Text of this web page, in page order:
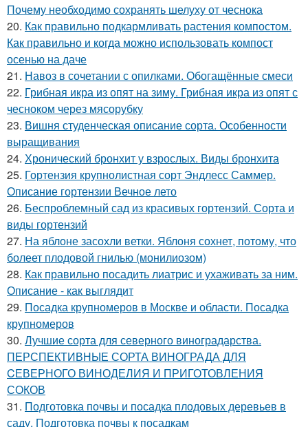
Почему необходимо сохранять шелуху от чеснока
20. Как правильно подкармливать растения компостом.
Как правильно и когда можно использовать компост
осенью на даче
21. Навоз в сочетании с опилками. Обогащённые смеси
22. Грибная икра из опят на зиму. Грибная икра из опят с
чесноком через мясорубку
23. Вишня студенческая описание сорта. Особенности
выращивания
24. Хронический бронхит у взрослых. Виды бронхита
25. Гортензия крупнолистная сорт Эндлесс Саммер.
Описание гортензии Вечное лето
26. Беспроблемный сад из красивых гортензий. Сорта и
виды гортензий
27. На яблоне засохли ветки. Яблоня сохнет, потому, что
болеет плодовой гнилью (монилиозом)
28. Как правильно посадить лиатрис и ухаживать за ним.
Описание - как выглядит
29. Посадка крупномеров в Москве и области. Посадка
крупномеров
30. Лучшие сорта для северного виноградарства.
ПЕРСПЕКТИВНЫЕ СОРТА ВИНОГРАДА ДЛЯ
CЕВЕРНОГО ВИНОДЕЛИЯ И ПРИГОТОВЛЕНИЯ
СОКОВ
31. Подготовка почвы и посадка плодовых деревьев в
саду. Подготовка почвы к посадкам